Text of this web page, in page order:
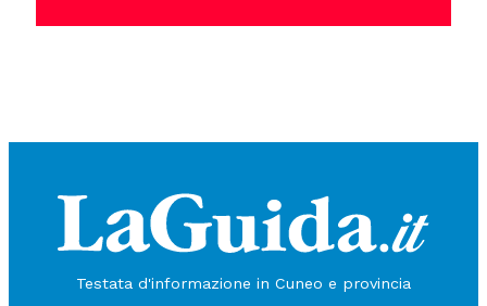
Testata d'informazione in Cuneo e provincia